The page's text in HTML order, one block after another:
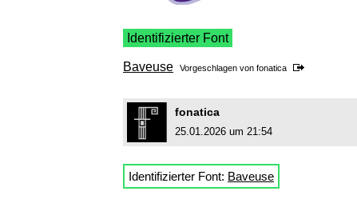
Identifizierter Font
Baveuse Vorgeschlagen von fonatica
fonatica
25.01.2026 um 21:54
Identifizierter Font: Baveuse